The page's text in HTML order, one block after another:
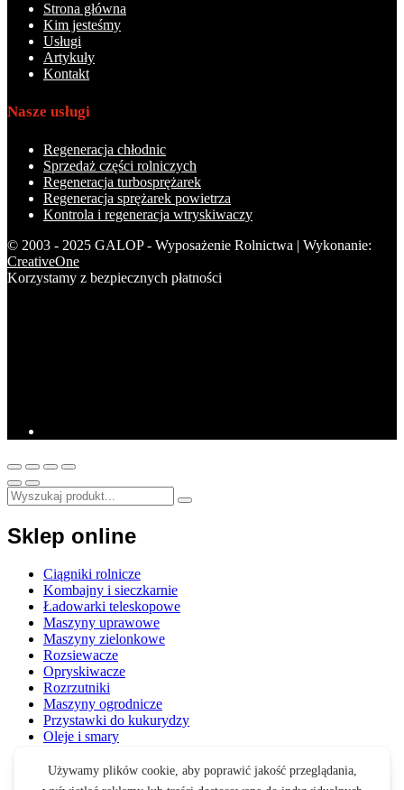
Strona główna
Kim jesteśmy
Usługi
Artykuły
Kontakt
Nasze usługi
Regeneracja chłodnic
Sprzedaż części rolniczych
Regeneracja turbosprężarek
Regeneracja sprężarek powietrza
Kontrola i regeneracja wtryskiwaczy
© 2003 - 2025 GALOP - Wyposażenie Rolnictwa | Wykonanie:
CreativeOne
Korzystamy z bezpiecznych płatności
Sklep online
Ciągniki rolnicze
Kombajny i sieczkarnie
Ładowarki teleskopowe
Maszyny uprawowe
Maszyny zielonkowe
Rozsiewacze
Opryskiwacze
Rozrzutniki
Maszyny ogrodnicze
Przystawki do kukurydzy
Oleje i smary
Akcesoria
Zabawki